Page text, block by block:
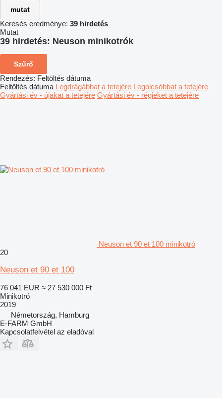
mutat
Keresés eredménye: 39 hirdetés
Mutat
39 hirdetés: Neuson minikotrók
Szűrő
Rendezés: Feltöltés dátuma
Feltöltés dátuma Legdrágábbat a tetejére Legolcsóbbat a tetejére
Gyártási év - újakat a tetejére Gyártási év - régieket a tetejére
Neuson et 90 et 100 minikotró
20
Neuson et 90 et 100
76 041 EUR ≈ 27 530 000 Ft
Minikotró
2019
Németország, Hamburg
E-FARM GmbH
Kapcsolatfelvétel az eladóval